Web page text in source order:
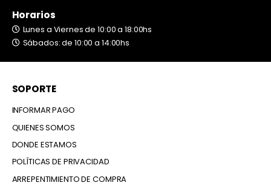
Horarios
Lunes a Viernes de 10:00 a 18:00hs
Sábados: de 10:00 a 14:00hs
SOPORTE
INFORMAR PAGO
QUIENES SOMOS
DONDE ESTAMOS
POLÍTICAS DE PRIVACIDAD
ARREPENTIMIENTO DE COMPRA